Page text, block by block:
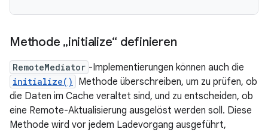
Methode „initialize“ definieren
RemoteMediator -Implementierungen können auch die
initialize()
Methode überschreiben, um zu prüfen, ob
die Daten im Cache veraltet sind, und zu entscheiden, ob
eine Remote-Aktualisierung ausgelöst werden soll. Diese
Methode wird vor jedem Ladevorgang ausgeführt,